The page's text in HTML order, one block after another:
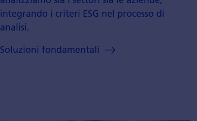
integrando i criteri ESG nel processo di
analisi.
Soluzioni fondamentali